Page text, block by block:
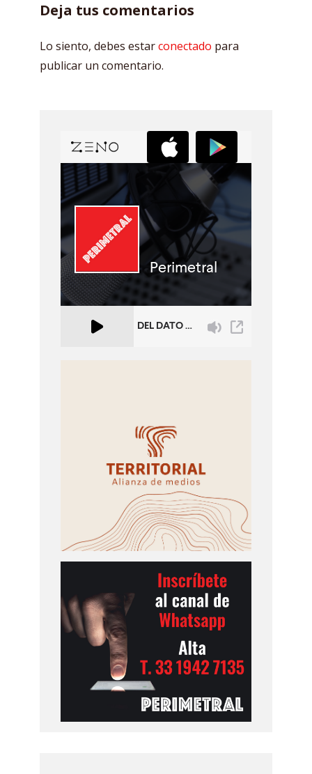
Deja tus comentarios
Lo siento, debes estarconectado para
publicar un comentario.